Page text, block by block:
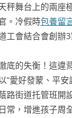
秤舞台上的兩座
。冷假時包養留
工會結合會創辦
底的失衡！這違
“愛好發蒙、平
路街道托管班開
常，增進孩子周